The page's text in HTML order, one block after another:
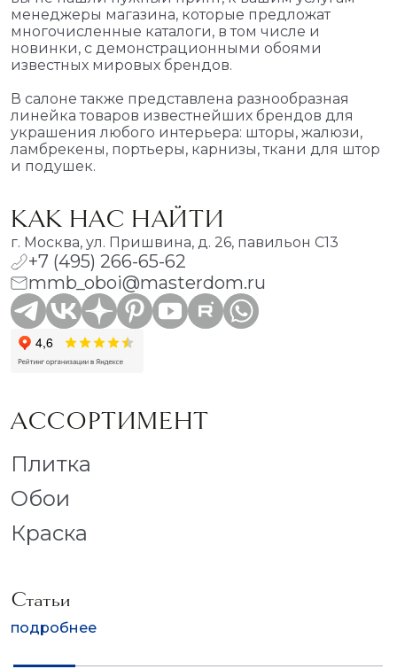
менеджеры магазина, которые предложат
многочисленные каталоги, в том числе и
новинки, с демонстрационными обоями
известных мировых брендов.
В салоне также представлена разнообразная
линейка товаров известнейших брендов для
украшения любого интерьера: шторы, жалюзи,
ламбрекены, портьеры, карнизы, ткани для штор
и подушек.
КАК НАС НАЙТИ
г. Москва, ул. Пришвина, д. 26, павильон С13
+7 (495) 266-65-62
mmb_oboi@masterdom.ru
АССОРТИМЕНТ
Плитка
Обои
Краска
Статьи
подробнее